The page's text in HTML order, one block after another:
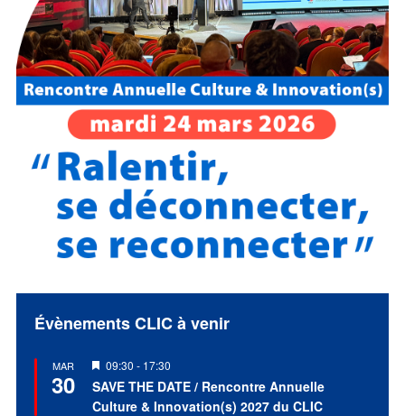
Évènements CLIC à venir
MAR
30
Mis
en
avant
09:30 - 17:30
SAVE THE DATE / Rencontre Annuelle
Culture & Innovation(s) 2027 du CLIC